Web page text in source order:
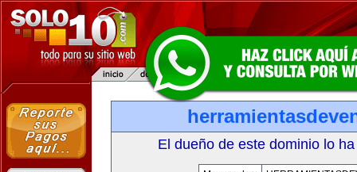
El dueño de este dominio lo